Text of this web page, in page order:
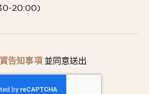
20:00)
告知事項 並同意送出